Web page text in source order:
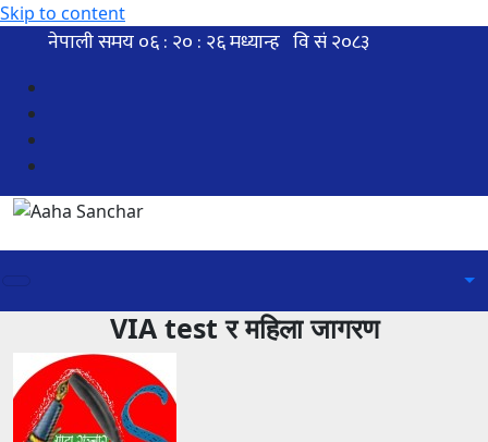
Skip to content
VIA test र महिला जागरण